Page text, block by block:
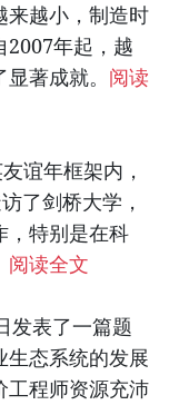
来越小，制造时
2007年起，越
著成就。 阅读
谊年框架内，
了剑桥大学，
，特别是在科
阅读全文
发表了一篇题
生态系统的发展
工程师资源充沛